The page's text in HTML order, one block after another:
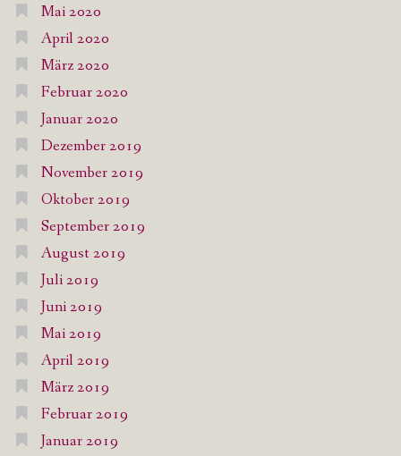
Mai 2020
April 2020
März 2020
Februar 2020
Januar 2020
Dezember 2019
November 2019
Oktober 2019
September 2019
August 2019
Juli 2019
Juni 2019
Mai 2019
April 2019
März 2019
Februar 2019
Januar 2019